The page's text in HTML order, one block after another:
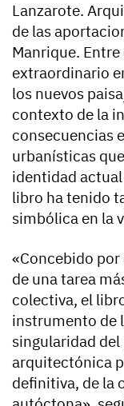
Lanzarote.
de las
Manrique.
extraordinario
los nuevos
contexto de la
consecuencias
urbanísticas
identidad actual
libro ha tenido
simbólica en la
«Concebido
de una tarea
colectiva, el
instrumento de
singularidad del
arquitectónica
definitiva, de la